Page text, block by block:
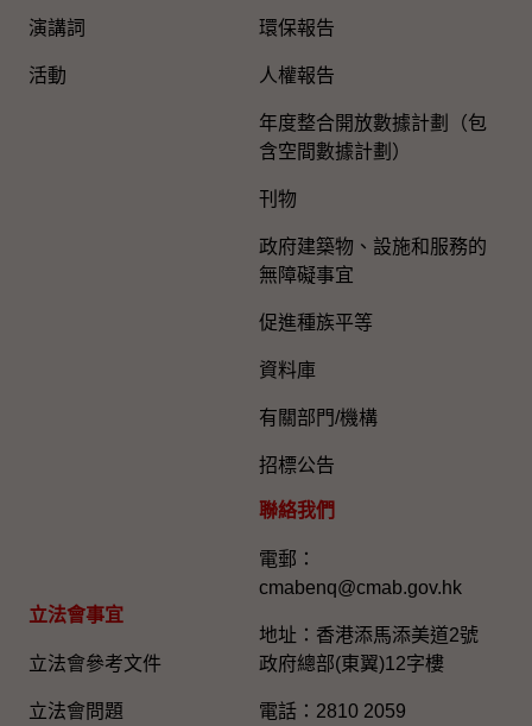
演講詞
活動
立法會事宜
立法會參考文件
立法會問題
環保報告
人權報告
年度整合開放數據計劃（包
含空間數據計劃）
刊物
政府建築物、設施和服務的
無障礙事宜
促進種族平等
資料庫
有關部門/機構
招標公告
聯絡我們
電郵：
cmabenq@cmab.gov.hk​
地址：香港添馬添美道2號
政府總部(東翼)12字樓
電話：2810 2059